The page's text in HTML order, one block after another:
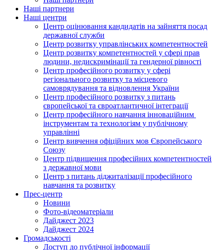
Наші партнери
Наші центри
Центр оцінювання кандидатів на зайняття посад
державної служби
Центр розвитку управлінських компетентностей
Центр розвитку компетентностей у сфері прав
людини, недискримінації та гендерної рівності
Центр професійного розвитку у сфері
регіонального розвитку та місцевого
самоврядування та відновлення України
Центр професійного розвитку з питань
європейської та євроатлантичної інтеграції
Центр професійного навчання інноваційним
інструментам та технологіям у публічному
управлінні
Центр вивчення офіційних мов Європейського
Союзу
Центр підвищення професійних компетентностей
з державної мови
Центр з питань діджиталізації професійного
навчання та розвитку
Прес-центр
Новини
Фото-відеоматеріали
Дайджест 2023
Дайджест 2024
Громадськості
Доступ до публічної інформації